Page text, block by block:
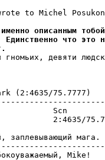
to Michel
описанным
что это
гномьих, девяти
(2:4635/75.7777)
2:4635/
Mike!